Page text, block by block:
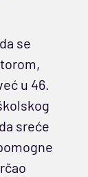
se
u 46.
sreće